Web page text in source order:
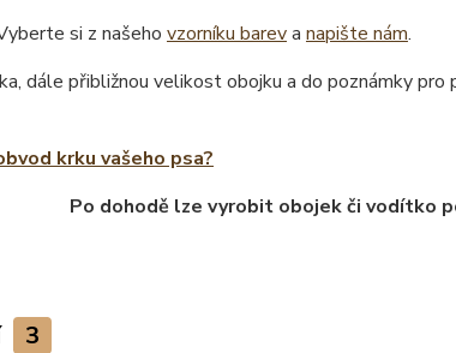
si z našeho vzorníku bareva napište nám.
dále přibližnou velikost obojku a do poznámky pro
krku vašeho psa?
Po dohodě lze vyrobit obojek či vodítko
3